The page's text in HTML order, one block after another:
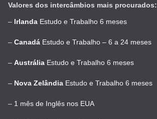
Valores dos intercâmbios mais procurados:
– Irlanda Estudo e Trabalho 6 meses
– Canadá Estudo e Trabalho – 6 a 24 meses
– Austrália Estudo e Trabalho 6 meses
– Nova Zelândia Estudo e Trabalho 6 meses
– 1 mês de Inglês nos EUA